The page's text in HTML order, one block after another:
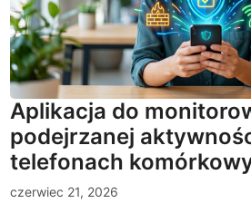
Aplikacja do
podejrzanej
telefonach
czerwiec 21, 2026